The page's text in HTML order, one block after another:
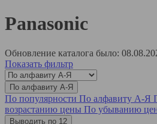
Panasonic
Обновление каталога было:
Показать фильтр
По алфавиту А-Я
По популярности По алфавиту А-Я
возрастанию цены По убыванию
Выводить по 12